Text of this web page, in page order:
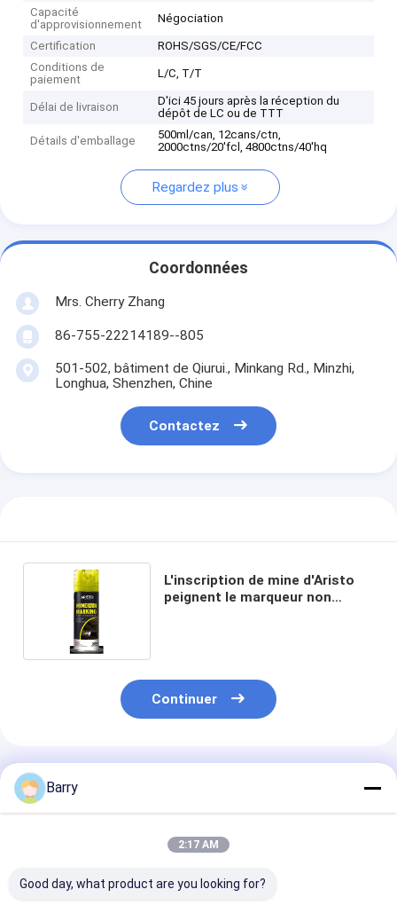
Capacité
d'approvisionnement
Négociation
Certification
ROHS/SGS/CE/FCC
Conditions de
paiement
L/C, T/T
Délai de livraison
D'ici 45 jours après la réception du
dépôt de LC ou de TTT
Détails d'emballage
500ml/can, 12cans/ctn,
2000ctns/20'fcl, 4800ctns/40'hq
Regardez plus
Coordonnées
Mrs. Cherry Zhang
86-755-22214189--805
501-502, bâtiment de Qiurui., Minkang Rd., Minzhi,
Longhua, Shenzhen, Chine
Contactez
L'inscription de mine d'Aristo
peignent le marqueur non
Continuer
Produits Recommandés
Barry
2:17 AM
Good day, what product are you looking for?